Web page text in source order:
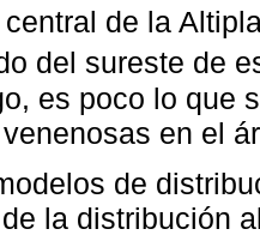
de la
del sureste de
es poco lo que
en el
de
la distribución